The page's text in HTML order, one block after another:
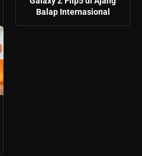
Balap Internasional